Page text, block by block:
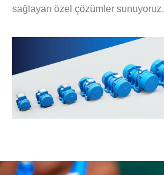
sağlayan özel çözümler sunuyoruz.